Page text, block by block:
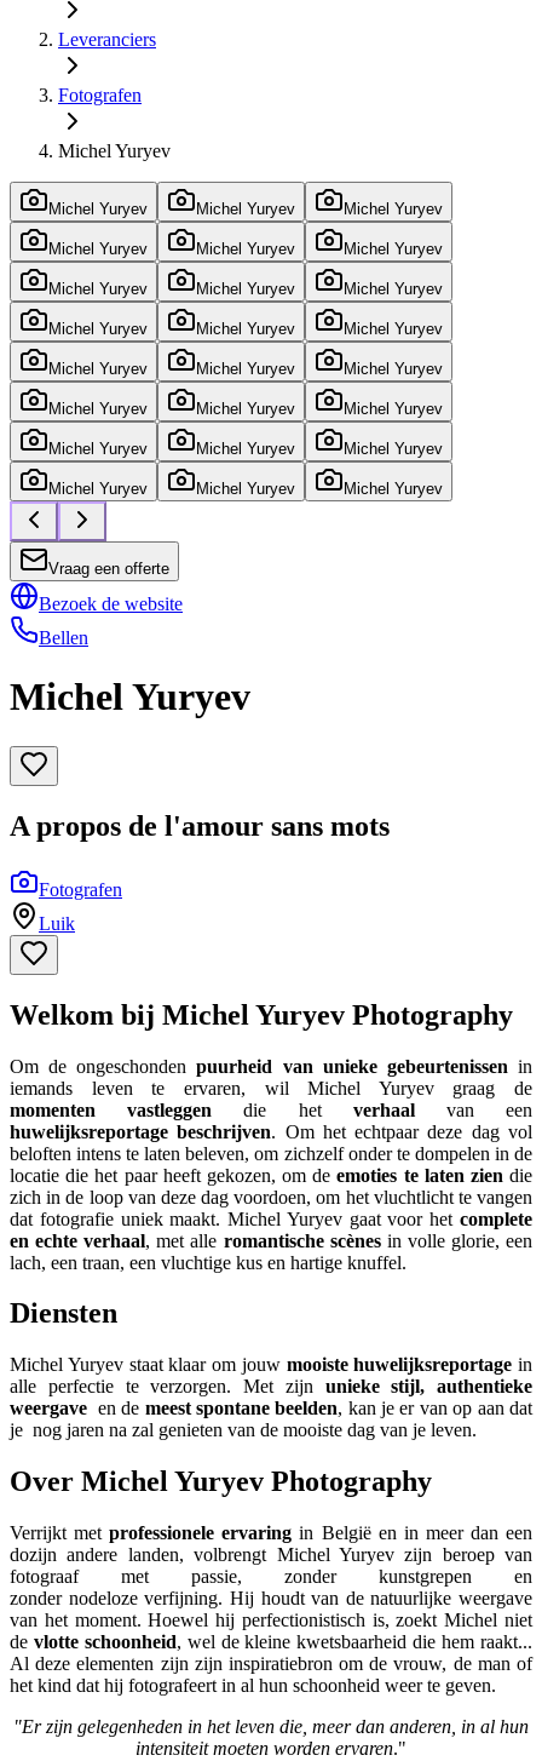
Leveranciers
Fotografen
Michel Yuryev
Michel Yuryev Michel Yuryev Michel Yuryev
Michel Yuryev Michel Yuryev Michel Yuryev
Michel Yuryev Michel Yuryev Michel Yuryev
Michel Yuryev Michel Yuryev Michel Yuryev
Michel Yuryev Michel Yuryev Michel Yuryev
Michel Yuryev Michel Yuryev Michel Yuryev
Michel Yuryev Michel Yuryev Michel Yuryev
Michel Yuryev Michel Yuryev Michel Yuryev
Vraag een offerte
Bezoek de website
Bellen
Michel Yuryev
A propos de l'amour sans mots
Fotografen
Luik
Welkom bij Michel Yuryev Photography
Om de ongeschonden puurheid van unieke gebeurtenissen in
iemands leven te ervaren, wil Michel Yuryev graag de
momenten vastleggen die het verhaalvan een
huwelijksreportage beschrijven. Om het echtpaar deze dag vol
beloften intens te laten beleven, om zichzelf onder te dompelen in de
locatie die het paar heeft gekozen, om deemoties te laten zien die
zich in de loop van deze dag voordoen, om het vluchtlicht te vangen
dat fotografie uniek maakt. Michel Yuryev gaat voor het complete
en echte verhaal, met alle romantische scènesin volle glorie, een
lach, een traan, een vluchtige kus en hartige knuffel.
Diensten
Michel Yuryev staat klaar om jouw mooiste huwelijksreportage in
alle perfectie te verzorgen. Met zijn unieke stijl, authentieke
weergave en de meest spontane beelden, kan je er van op aan dat
je nog jaren na zal genieten van de mooiste dag van je leven.
Over Michel Yuryev Photography
Verrijkt met professionele ervaring in België en in meer dan een
dozijn andere landen, volbrengt Michel Yuryev zijn beroep van
fotograaf met passie, zonder kunstgrepen en
zonder nodeloze verfijning. Hij houdt van de natuurlijke weergave
van het moment. Hoewel hij perfectionistisch is, zoekt Michel niet
de vlotte schoonheid, wel de kleine kwetsbaarheid die hem raakt...
Al deze elementen zijn zijn inspiratiebron om de vrouw, de man of
het kind dat hij fotografeert in al hun schoonheid weer te geven.
"Er zijn gelegenheden in het leven die, meer dan anderen, in al hun
intensiteit moeten worden ervaren."